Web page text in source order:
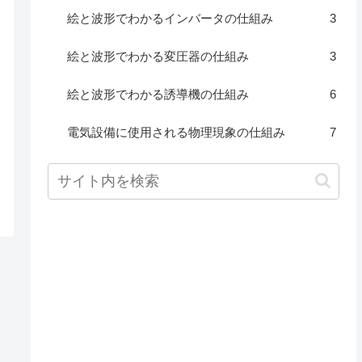
絵と波形でわかるインバータの仕組み 3
絵と波形でわかる変圧器の仕組み 3
絵と波形でわかる誘導機の仕組み 6
電気設備に使用される物理現象の仕組み 7